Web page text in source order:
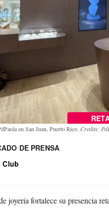
en San Juan, Puerto Rico. Credits:
DE PRENSA
Club
joyería fortalece su presencia